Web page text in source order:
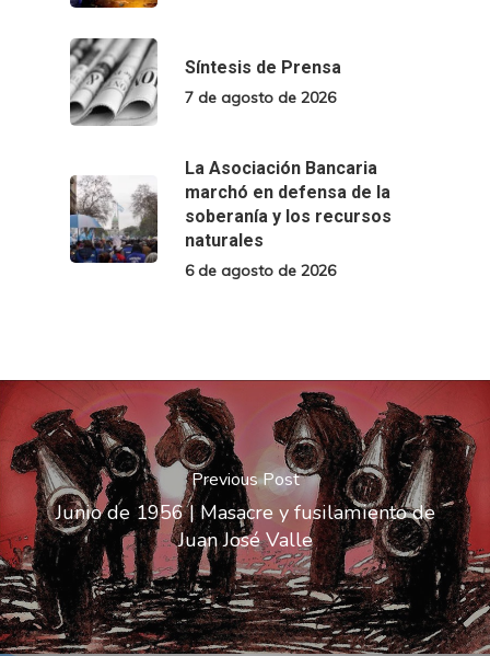
Síntesis de Prensa
7 de agosto de 2026
La Asociación Bancaria
marchó en defensa de la
soberanía y los recursos
naturales
6 de agosto de 2026
Previous Post
Junio de 1956 | Masacre y fusilamiento de
Juan José Valle